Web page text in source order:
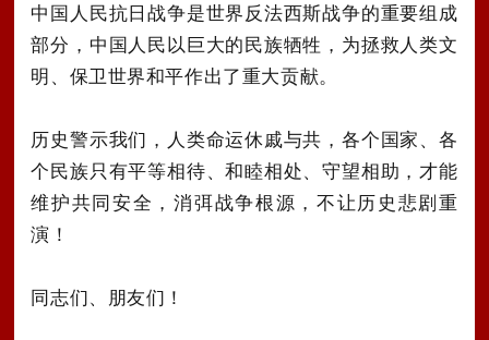
中国人民抗日战争是世界反法西斯战争的重要组成
部分，中国人民以巨大的民族牺牲，为拯救人类文
明、保卫世界和平作出了重大贡献。
历史警示我们，人类命运休戚与共，各个国家、各
个民族只有平等相待、和睦相处、守望相助，才能
维护共同安全，消弭战争根源，不让历史悲剧重
演！
同志们、朋友们！